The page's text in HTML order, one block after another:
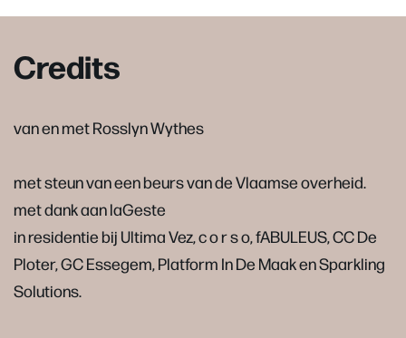
Credits
van en met Rosslyn Wythes
met steun van een beurs van de Vlaamse overheid.
met dank aan laGeste
in residentie bij Ultima Vez, c o r s o, fABULEUS, CC De
Ploter, GC Essegem, Platform In De Maak en Sparkling
Solutions.